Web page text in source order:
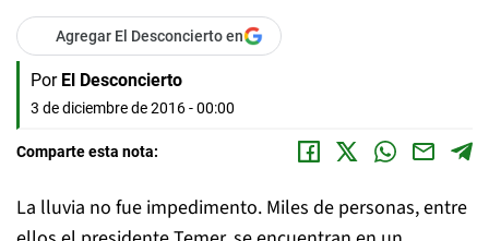
Agregar El Desconcierto en
Por El Desconcierto
3 de diciembre de 2016 - 00:00
Comparte esta nota:
La lluvia no fue impedimento. Miles de personas, entre